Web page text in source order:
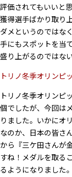
評価されてもいいと
獲得選手ばかり取り
ダメというのではな
手にもスポットを当
盛り上がるのではな
トリノ冬季オリンピ
トリノ冬季オリンピ
個でしたが、今回は
りました。いかにオ
なのか、日本の皆さ
から『三ケ田さんが
すね！メダルを取る
るようになりました。